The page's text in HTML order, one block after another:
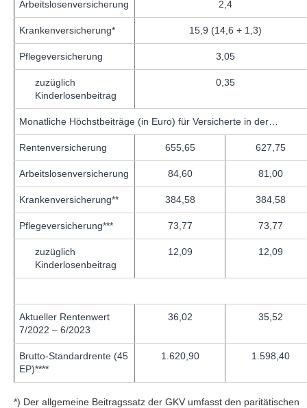
Arbeitslosenversicherung 2,4
Krankenversicherung* 15,9 (14,6 + 1,3)
Pflegeversicherung 3,05
zuzüglich
Kinderlosenbeitrag
0,35
Monatliche Höchstbeiträge (in Euro) für Versicherte in der…
Rentenversicherung 655,65 627,75
Arbeitslosenversicherung 84,60 81,00
Krankenversicherung** 384,58 384,58
Pflegeversicherung*** 73,77 73,77
zuzüglich
Kinderlosenbeitrag
12,09 12,09
Aktueller Rentenwert
7/2022 – 6/2023
36,02 35,52
Brutto-Standardrente (45
EP)****
1.620,90 1.598,40
*) Der allgemeine Beitragssatz der GKV umfasst den paritätischen